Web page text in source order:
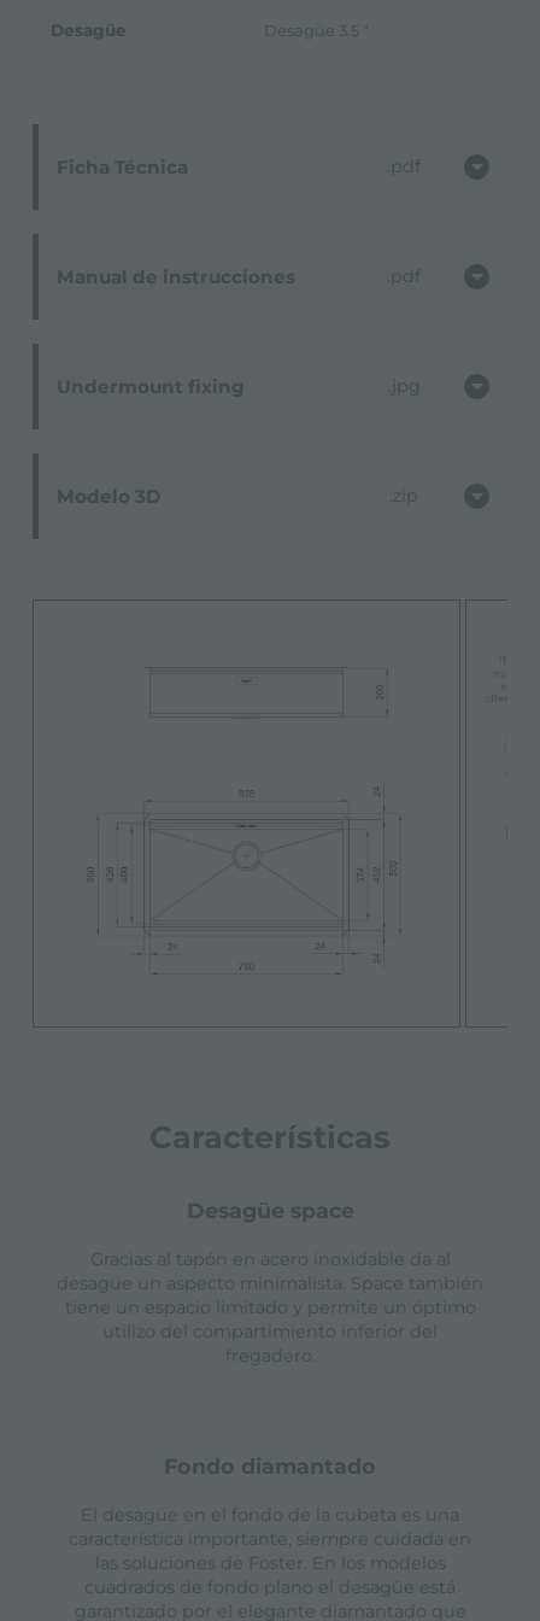
Ficha Técnica pdf
Manual de instrucciones pdf
Undermount fixing jpg
Modelo 3D zip
Desagüe Desagüe 3.5 "
Características
desagüe space
Gracias al tapón en acero inoxidable da al
desagüe un aspecto minimalista. Space también
tiene un espacio limitado y permite un óptimo
utilizo del compartimiento inferior del
fregadero.
fondo diamantado
El desagüe en el fondo de la cubeta es una
característica importante, siempre cuidada en
las soluciones de Foster. En los modelos
cuadrados de fondo plano el desagüe está
garantizado por el elegante diamantado que